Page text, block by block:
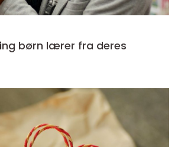
børn lærer fra deres